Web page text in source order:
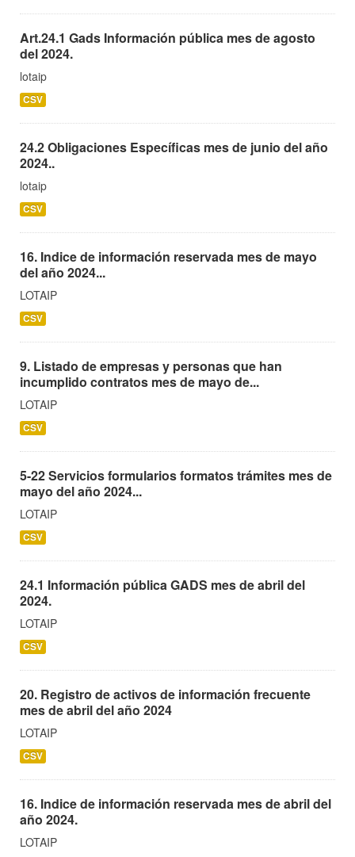
Art.24.1 Gads Información pública mes de agosto
del 2024.
lotaip
CSV
24.2 Obligaciones Específicas mes de junio del año
2024..
lotaip
CSV
16. Indice de información reservada mes de mayo
del año 2024...
LOTAIP
CSV
9. Listado de empresas y personas que han
incumplido contratos mes de mayo de...
LOTAIP
CSV
5-22 Servicios formularios formatos trámites mes de
mayo del año 2024...
LOTAIP
CSV
24.1 Información pública GADS mes de abril del
2024.
LOTAIP
CSV
20. Registro de activos de información frecuente
mes de abril del año 2024
LOTAIP
CSV
16. Indice de información reservada mes de abril del
año 2024.
LOTAIP